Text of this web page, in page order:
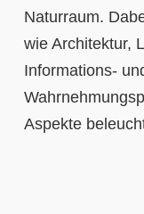
Naturraum.
wie Architektur,
Informations-
Aspekte